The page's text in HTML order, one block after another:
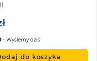
- Wyślemy dziś
do koszyka